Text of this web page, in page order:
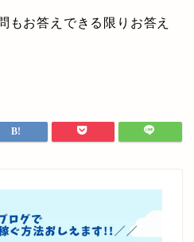
もお答えできる限りお答え